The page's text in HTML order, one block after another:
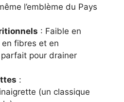
l’emblème du Pays
: Faible en
fibres et en
pour drainer
:
(un classique